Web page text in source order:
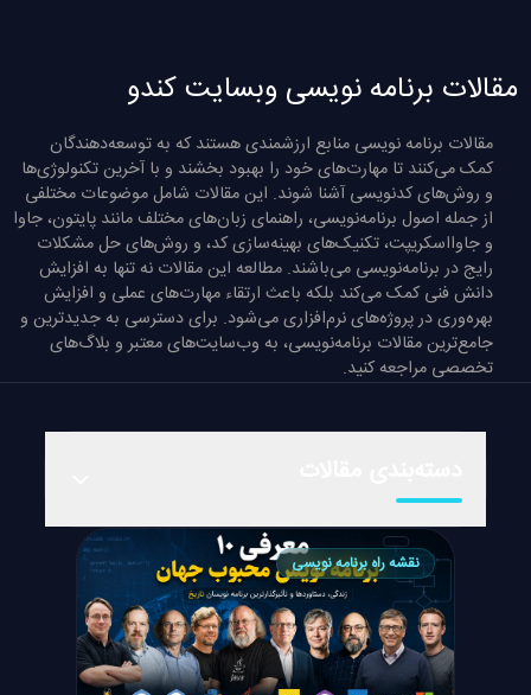
مقالات برنامه نویسی وبسایت کندو
مقالات برنامه نویسی منابع ارزشمندی هستند که به توسعه‌دهندگان
کمک می‌کنند تا مهارت‌های خود را بهبود بخشند و با آخرین تکنولوژی‌ها
و روش‌های کدنویسی آشنا شوند. این مقالات شامل موضوعات مختلفی
از جمله اصول برنامه‌نویسی، راهنمای زبان‌های مختلف مانند پایتون، جاوا
و جاوااسکریپت، تکنیک‌های بهینه‌سازی کد، و روش‌های حل مشکلات
رایج در برنامه‌نویسی می‌باشند. مطالعه این مقالات نه تنها به افزایش
دانش فنی کمک می‌کند بلکه باعث ارتقاء مهارت‌های عملی و افزایش
بهره‌وری در پروژه‌های نرم‌افزاری می‌شود. برای دسترسی به جدیدترین و
جامع‌ترین مقالات برنامه‌نویسی، به وب‌سایت‌های معتبر و بلاگ‌های
تخصصی مراجعه کنید.
نقشه راه برنامه نویسی